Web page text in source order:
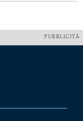
PUBBLICITÀ